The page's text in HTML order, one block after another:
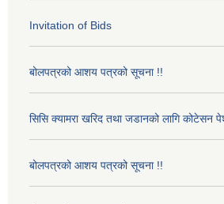
Invitation of Bids
बोलपत्रको आशय पत्रको सूचना !!
सिसि क्यामरा खरिद तथा जडानको लागि कोटेसन
बोलपत्रको आशय पत्रको सूचना !!